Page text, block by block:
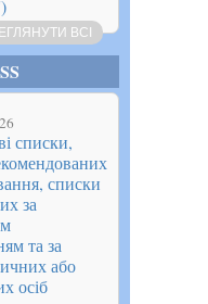
ВСІ
списки,
списки
за
та за
або
осіб